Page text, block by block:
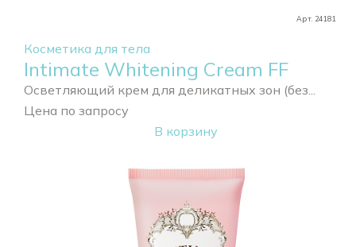
Арт. 24181
Косметика для тела
Intimate Whitening Cream FF
Осветляющий крем для деликатных зон (без...
Цена по запросу
В корзину